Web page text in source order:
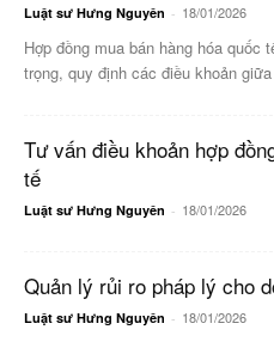
Luật sư Hưng Nguyên - 18/01/2026
Hợp đồng mua bán hàng hóa quốc
trọng, quy định các điều khoản
Tư vấn điều khoản hợp
tế
Luật sư Hưng Nguyên - 18/01/2026
Quản lý rủi ro pháp lý cho
Luật sư Hưng Nguyên - 18/01/2026